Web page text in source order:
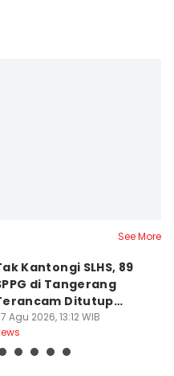
See More
Kantongi SLHS, 89
di Tangerang
Ditutup
Agu 2026, 13:12 WIB